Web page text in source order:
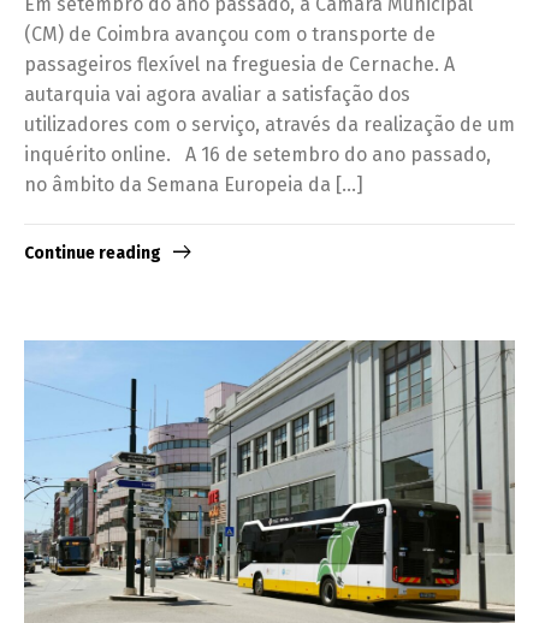
(CM) de Coimbra avançou com o transporte de
passageiros flexível na freguesia de Cernache. A
autarquia vai agora avaliar a satisfação dos
utilizadores com o serviço, através da realização de um
inquérito online. A 16 de setembro do ano passado,
no âmbito da Semana Europeia da […]
Continue reading